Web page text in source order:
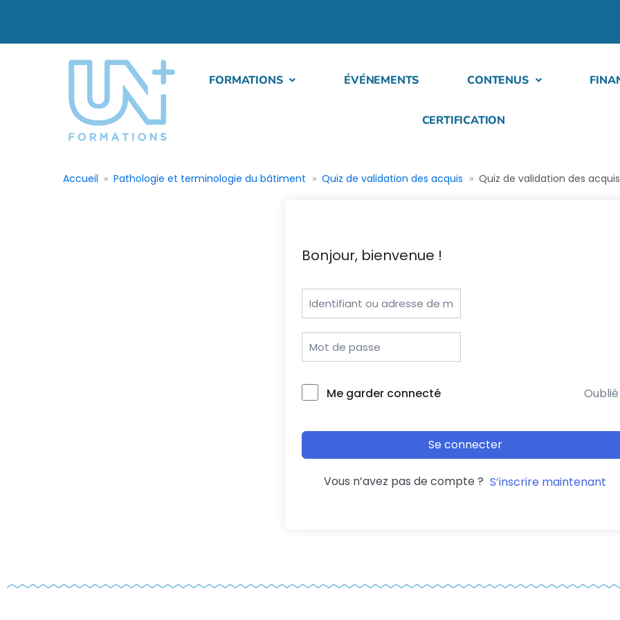
FORMATIONS ÉVÉNEMENTS CONTENUS
CERTIFICATION
Accueil Pathologie et terminologie du bâtiment Quiz de validation des acquis Quiz de validation des
Bonjour, bienvenue !
Me garder connecté
Se connecter
Vous n’avez pas de compte ? S’inscrire maintenant